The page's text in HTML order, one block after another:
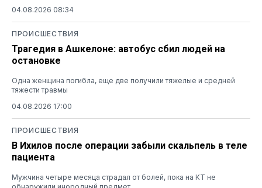
04.08.2026 08:34
ПРОИСШЕСТВИЯ
Трагедия в Ашкелоне: автобус сбил людей на
остановке
Одна женщина погибла, еще две получили тяжелые и средней
тяжести травмы
04.08.2026 17:00
ПРОИСШЕСТВИЯ
В Ихилов после операции забыли скальпель в теле
пациента
Мужчина четыре месяца страдал от болей, пока на КТ не